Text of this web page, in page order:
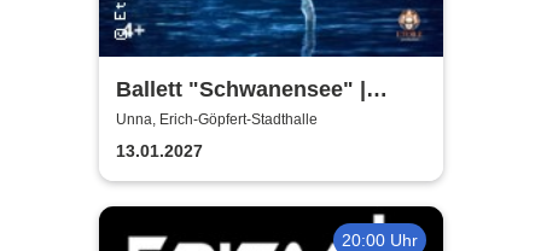
Ballett "Schwanensee" |
Klassisches Etoile Ballett
Unna, Erich-Göpfert-Stadthalle
13.01.2027
20:00 Uhr